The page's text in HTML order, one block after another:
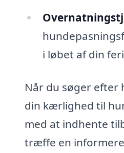
i løbet af din
Når du søger efter
din kærlighed til
med at indhente
træffe en